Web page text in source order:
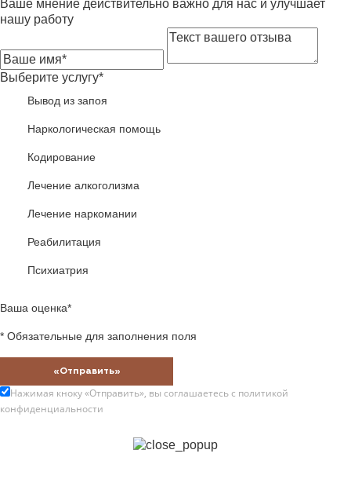
Ваше мнение действительно важно для нас и улучшает
нашу работу
Выберите услугу*
Вывод из запоя
Наркологическая помощь
Кодирование
Лечение алкоголизма
Лечение наркомании
Реабилитация
Психиатрия
Ваша оценка*
* Обязательные для заполнения поля
«Отправить»
Нажимая кноку «Отправить», вы соглашаетесь с политикой
конфиденциальности